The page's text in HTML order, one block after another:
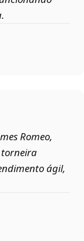
Romeo,
torneira
ágil,